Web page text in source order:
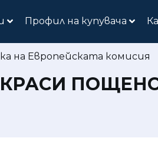
Профил на купувача
на Европейската комисия